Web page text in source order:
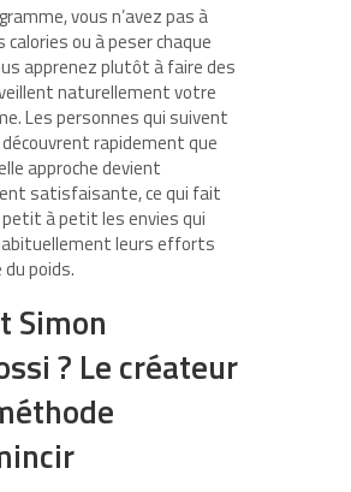
vous n’avez pas à
ou à peser chaque
apprenez plutôt à faire des
naturellement votre
Les personnes qui suivent
découvrent rapidement que
approche devient
satisfaisante, ce qui fait
à petit les envies qui
leurs efforts
poids.
Simon
? Le créateur